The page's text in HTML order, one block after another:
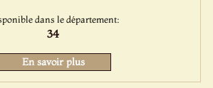
dans le département:
34
En savoir plus